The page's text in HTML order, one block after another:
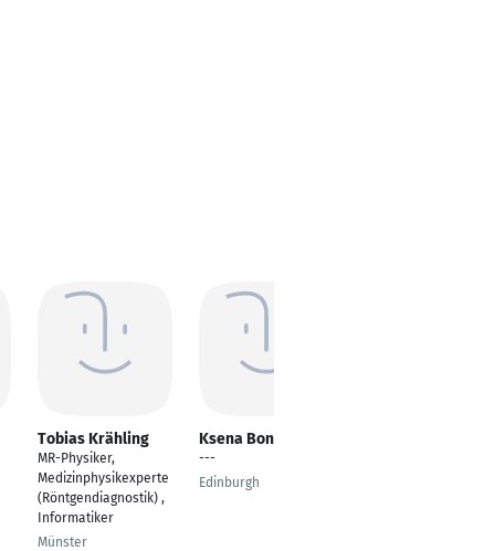
Tobias Krähling
MR-Physiker,
Medizinphysikexperte
(Röntgendiagnostik) ,
Informatiker
Münster
Ksena Bondarenko
---
Edinburgh